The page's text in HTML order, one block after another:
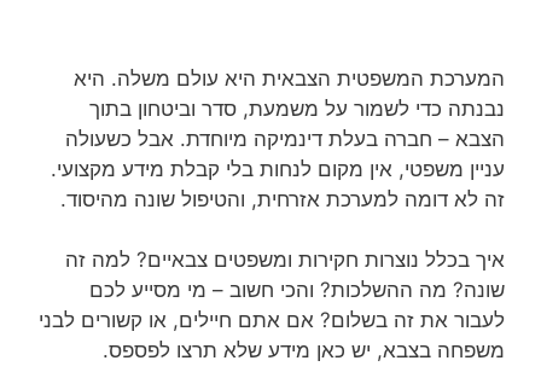
המערכת המשפטית הצבאית היא עולם משלה. היא
נבנתה כדי לשמור על משמעת, סדר וביטחון בתוך
הצבא – חברה בעלת דינמיקה מיוחדת. אבל כשעולה
עניין משפטי, אין מקום לנחות בלי קבלת מידע מקצועי.
זה לא דומה למערכת אזרחית, והטיפול שונה מהיסוד.
איך בכלל נוצרות חקירות ומשפטים צבאיים? למה זה
שונה? מה ההשלכות? והכי חשוב – מי מסייע לכם
לעבור את זה בשלום? אם אתם חיילים, או קשורים לבני
משפחה בצבא, יש כאן מידע שלא תרצו לפספס.